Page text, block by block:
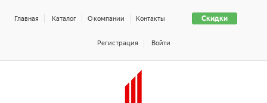
Скидки
Главная Каталог О компании Контакты
Регистрация Войти